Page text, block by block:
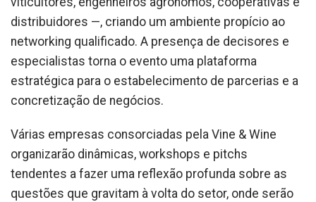
distribuidores —, criando um ambiente propício ao
networking qualificado. A presença de decisores e
especialistas torna o evento uma plataforma
estratégica para o estabelecimento de parcerias e a
concretização de negócios.
Várias empresas consorciadas pela Vine & Wine
organizarão dinâmicas, workshops e pitchs
tendentes a fazer uma reflexão profunda sobre as
questões que gravitam à volta do setor, onde serão